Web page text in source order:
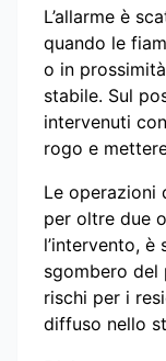
L’allarme è
quando le
o in prossimità
stabile. Sul
intervenuti
rogo e
Le operazioni
per oltre due
l’intervento,
sgombero del
rischi per i
diffuso nello